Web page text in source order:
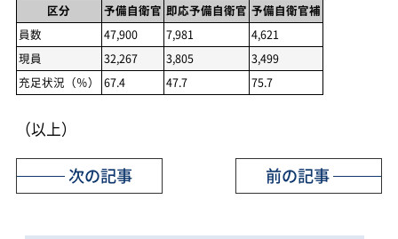
区分 予備自衛官 即応予備自衛官 予備自衛官補
員数
47,900 7,981
4,621
現員
32,267 3,805
3,499
充足状況（％）
67.4 47.7 75.7
（以上）
前の記事
次の記事